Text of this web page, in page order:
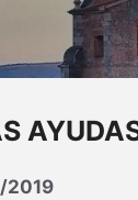
2019